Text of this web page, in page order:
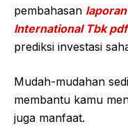
pembahasan
International Tbk pdf
prediksi investasi
Mudah-mudahan
membantu kamu
juga manfaat.